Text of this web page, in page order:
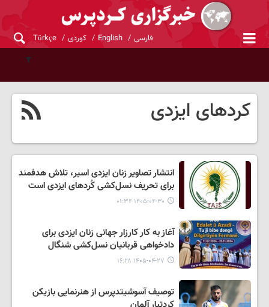
فارسی English کوردی Türkçe
کردهای ایزدی
انتشار تصاویر زنان ایزدی اسیر، تلاش هدفمند
برای تحریف نسل‌کشی کُردهای ایزدی‌ است
۱۴۰۵-۰۴-۳۰ ۰۱:۳۴
آغاز به کار کارزار جهانی زنان ایزدی برای
دادخواهی قربانیان نسل‌کشی شنگال
۱۴۰۵-۰۴-۲۷ ۱۶:۲۸
توصیف آسوشیتدپرس از هنرنمایی بازیکن